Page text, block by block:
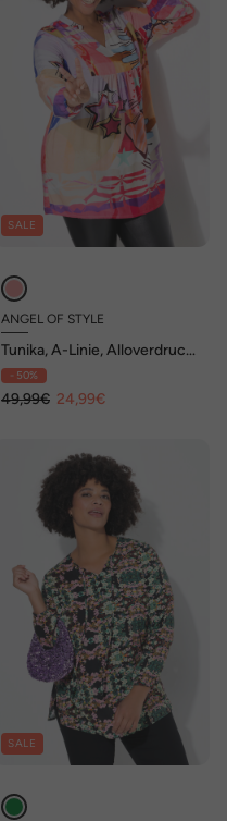
SALE
ANGEL OF STYLE
Tunika, A-Linie, Alloverdruck,
Langarm
- 50%
49,99€ 24,99€
SALE